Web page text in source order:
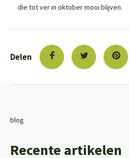
die tot ver in oktober mooi blijven.
Delen
blog
Recente artikelen